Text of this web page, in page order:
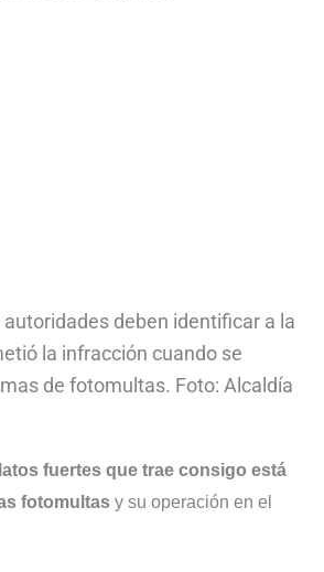
deben identificar a la
la infracción cuando se
de fotomultas. Foto: Alcaldía
fuertes que trae consigo está
fotomultas y su operación en el